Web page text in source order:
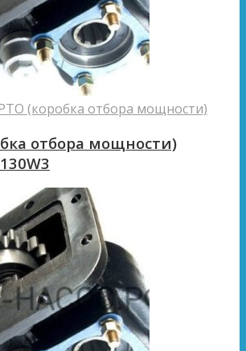
(коробка отбора мощности)
отбора мощности)